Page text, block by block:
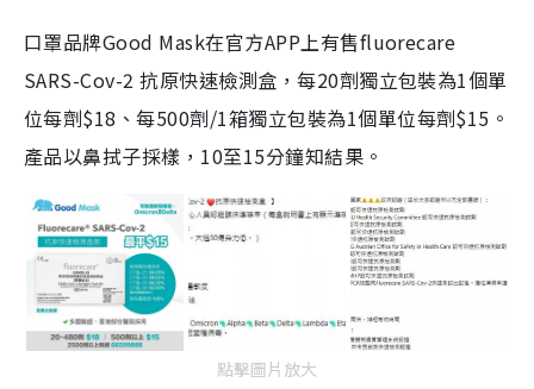
口罩品牌Good Mask在官方APP上有售fluorecare
SARS-Cov-2 抗原快速檢測盒，每20劑獨立包裝為1個單
位每劑$18、每500劑/1箱獨立包裝為1個單位每劑$15。
產品以鼻拭子採樣，10至15分鐘知結果。
點擊圖片放大